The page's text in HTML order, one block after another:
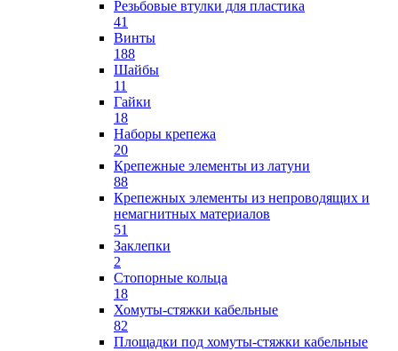
Резьбовые втулки для пластика
41
Винты
188
Шайбы
11
Гайки
18
Наборы крепежа
20
Крепежные элементы из латуни
88
Крепежных элементы из непроводящих и
немагнитных материалов
51
Заклепки
2
Стопорные кольца
18
Хомуты-стяжки кабельные
82
Площадки под хомуты-стяжки кабельные